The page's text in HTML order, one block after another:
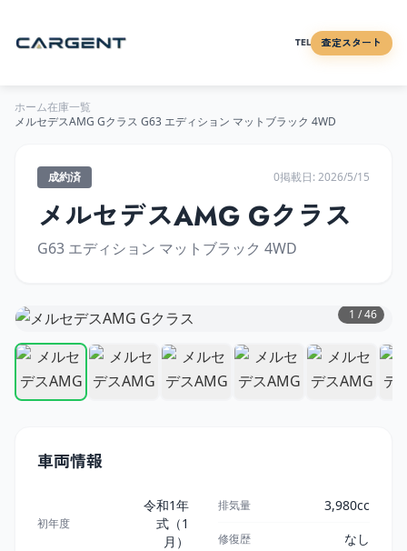
TEL 査定スタート
ホーム在庫一覧
メルセデスAMG Gクラス G63 エディション マットブラック 4WD
成約済 0掲載日: 2026/5/15
メルセデスAMG Gクラス
G63 エディション マットブラック 4WD
1 /46
車両情報
初年度
令和1年
式（1
月）
排気量 3,980cc
修復歴 なし